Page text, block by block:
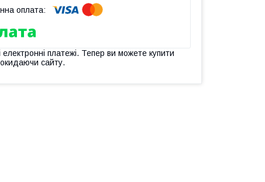
електронні платежі. Тепер ви можете купити
сайту.